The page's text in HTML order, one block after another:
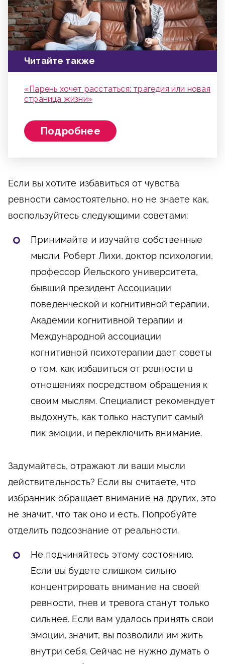
Читайте также
«Парень хочет расстаться: трагедия или новая
страница жизни»
Подробнее
Если вы хотите избавиться от чувства
ревности самостоятельно, но не знаете как,
воспользуйтесь следующими советами:
Принимайте и изучайте собственные
мысли. Роберт Лихи, доктор психологии,
профессор Йельского университета,
бывший президент Ассоциации
поведенческой и когнитивной терапии,
Академии когнитивной терапии и
Международной ассоциации
когнитивной психотерапии дает советы
о том, как избавиться от ревности в
отношениях посредством обращения к
своим мыслям. Специалист рекомендует
выдохнуть, как только наступит самый
пик эмоции, и переключить внимание.
Задумайтесь, отражают ли ваши мысли
действительность? Если вы считаете, что
избранник обращает внимание на других, это
не значит, что так оно и есть. Попробуйте
отделить подсознание от реальности.
Не подчиняйтесь этому состоянию.
Если вы будете слишком сильно
концентрировать внимание на своей
ревности, гнев и тревога станут только
сильнее. Если вам удалось принять свои
эмоции, значит, вы позволили им жить
внутри себя. Сейчас не нужно думать о